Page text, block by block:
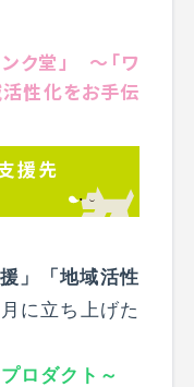
ク堂」 ～「ワ
性化をお手伝
援先
」「地域活性
に立ち上げた
ロダクト～